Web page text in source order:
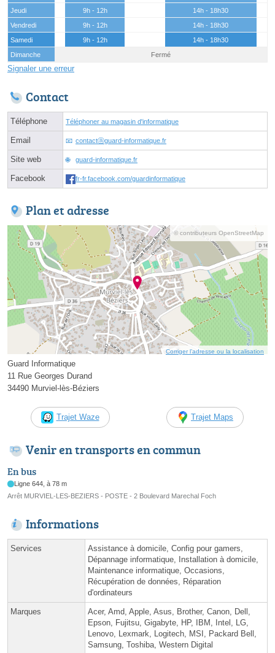
Jeudi
9h - 12h
14h - 18h30
Vendredi
9h - 12h
14h - 18h30
Samedi
9h - 12h
14h - 18h30
Dimanche
Fermé
Signaler une erreur
Contact
Téléphone Téléphoner au magasin d'informatique
Email contactⓐguard-informatique.fr
Site web guard-informatique.fr
Facebook fr-fr.facebook.com/guardinformatique
Plan et adresse
© contributeurs OpenStreetMap
Corriger l’adresse ou la localisation
Guard Informatique
11 Rue Georges Durand
34490 Murviel-lès-Béziers
Trajet Waze Trajet Maps
Venir en transports en commun
En bus
Ligne 644, à 78 m
Arrêt MURVIEL-LES-BEZIERS - POSTE - 2 Boulevard Marechal Foch
Informations
Services
Assistance à domicile, Config pour gamers,
Dépannage informatique, Installation à domicile,
Maintenance informatique, Occasions,
Récupération de données, Réparation
d'ordinateurs
Marques
Acer, Amd, Apple, Asus, Brother, Canon, Dell,
Epson, Fujitsu, Gigabyte, HP, IBM, Intel, LG,
Lenovo, Lexmark, Logitech, MSI, Packard Bell,
Samsung, Toshiba, Western Digital